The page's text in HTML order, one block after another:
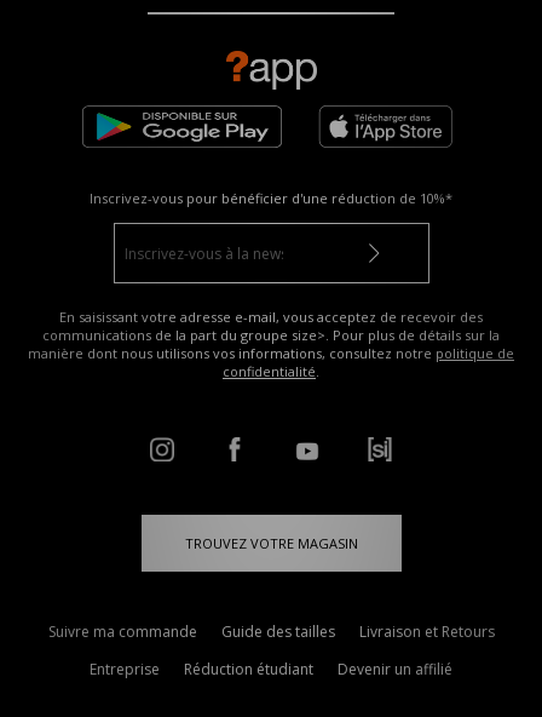
Inscrivez-vous pour bénéficier d'une réduction de 10%*
En saisissant votre adresse e-mail, vous acceptez de recevoir des
communications de la part du groupe size>. Pour plus de détails sur la
manière dont nous utilisons vos informations, consultez notre politique de
confidentialité.
TROUVEZ VOTRE MAGASIN
Suivre ma commande Guide des tailles
Livraison et Retours
Entreprise
Réduction étudiant Devenir un affilié